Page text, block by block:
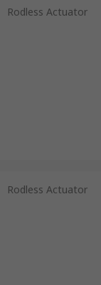
Rodless Actuator
Rodless Actuator